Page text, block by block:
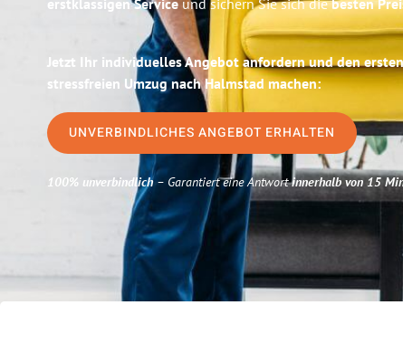
erstklassigen Service und sichern Sie sich diebesten
Jetzt Ihr individuelles Angebot anfordern und den
stressfreien Umzug nach Halmstad machen:
UNVERBINDLICHES ANGEBOT ERHALTEN
100% unverbindlich– Garantiert eine Antwortinnerhalb von 15